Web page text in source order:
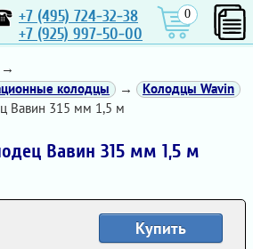
+7 (495) 724-32-38
+7 (925) 997-50-00
0
→
колодцы
→
Колодцы Wavin
Вавин 315 мм 1,5 м
Вавин 315 мм 1,5 м
Купить